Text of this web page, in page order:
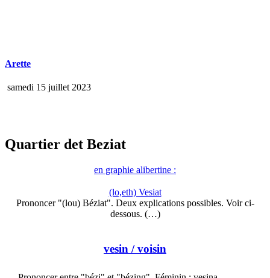
Arette
samedi 15 juillet 2023
Quartier det Beziat
en graphie alibertine :
(lo,eth) Vesiat
Prononcer "(lou) Béziat". Deux explications possibles. Voir ci-
dessous. (…)
vesin / voisin